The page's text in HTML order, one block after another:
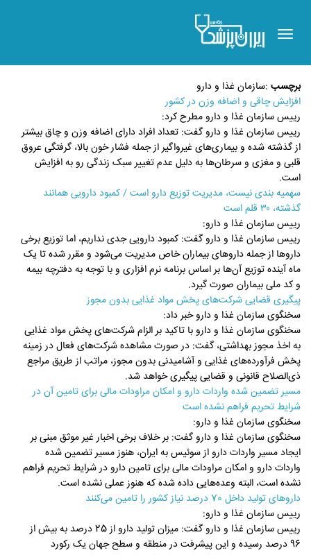
Toggle
navigation
برچسب :سازمان غذا و دارو
افزایش چاقی و اضافه وزن در کشور
رییس سازمان غذا و دارو مطرح کرد:
رییس سازمان غذا و دارو گفت: تعداد افراد دارای اضافه وزن و چاق بیشتر
از گذشته شده و بیماری‌های غیرواگیر از جمله فشار خون بالا، گرفتگی عروق
قلبی و مغزی و سرطان‌ها به دلیل عدم تغییر سبک زندگی رو به افزایش
است.
سهمیه بندی نیست، مدیریت توزیع دارو است / کمبود دارویی همانند
گذشته، ۳۰ قلم است
رییس سازمان غذا و دارو:
رییس سازمان غذا و دارو گفت: کمبود دارویی جدی نداریم، اما توزیع برخی
داروها از جمله داروهای بیماران خاص مدیریت می‌شود و مقرر شده تا یک
ماه آینده توزیع آن‌ها بر اساس برنامه نرم افزاری و با توجه به دفترچه بیمه
و کد ملی بیماران صورت گیرد.
پیگیری قضایی شرکت‌های پخش مواد غذایی بدون مجوز
سخنگوی سازمان غذا و دارو خبر داد:
سخنگوی سازمان غذا و دارو با تاکید بر الزام شرکت‌های پخش مواد غذایی
به اخذ مجوز بهداشتی، گفت: در صورت مشاهده شرکت‌های فعال در زمینه
پخش فرآورده‌های غذایی و آشامیدنی بدون مجوز، مراتب از طریق مراجع
ذی‌الصلاح قانونی و قضایی پیگیری خواهد شد.
مسیر تضمین شده واردات دارو و امکان مراودات مالی برای تامین آن در
شرایط تحریم فراهم نشده است
سخنگوی سازمان غذا و دارو:
سخنگوی سازمان غذا و دارو گفت: بر خلاف برخی اخبار غیر موثق مبنی بر
ایجاد مسیر واردات دارو از سوئیس به ایران، هنوز مسیر تضمین شده
واردات دارو و امکان مراودات مالی برای تامین دارو در شرایط تحریم فراهم
نشده است، البته وعده‌هایی داده شده که هنوز عملی نشده است.
داروهای تولید داخل 70 درصد نیاز کشور را تامین می‌کنند
رییس سازمان غذا و دارو:
رییس سازمان غذا و دارو گفت: میزان تولید دارو از 25 درصد به بیش از
96 درصد رسیده و این پیشرفت در منطقه و سطح جهان یک رکورد